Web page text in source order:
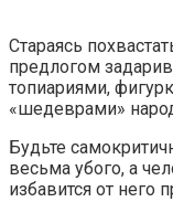
Стараясь
предлогом
топиариями,
«шедеврами»
Будьте
весьма убого, а
избавится от него